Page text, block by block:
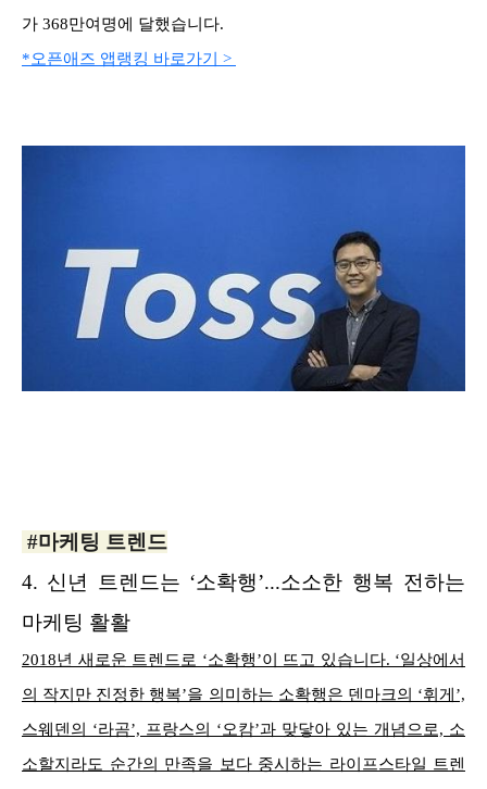
가 368만여명에 달했습니다.
*오픈애즈 앱랭킹 바로가기 >
#마케팅 트렌드
4. 신년 트렌드는 ‘소확행’...소소한 행복 전하는
마케팅 활활
2018년 새로운 트렌드로 ‘소확행’이 뜨고 있습니다. ‘일상에서
의 작지만 진정한 행복’을 의미하는 소확행은 덴마크의 ‘휘게’,
스웨덴의 ‘라곰’, 프랑스의 ‘오캄’과 맞닿아 있는 개념으로, 소
소할지라도 순간의 만족을 보다 중시하는 라이프스타일 트렌